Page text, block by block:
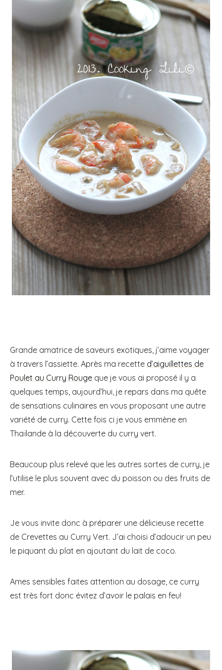
Grande amatrice de saveurs exotiques, j’aime voyager
à travers l’assiette. Après ma recette d’aiguillettes de
Poulet au Curry Rouge que je vous ai proposé il y a
quelques temps, aujourd’hui, je repars dans ma quête
de sensations culinaires en vous proposant une autre
variété de curry. Cette fois ci je vous emmène en
Thaïlande à la découverte du curry vert.
Beaucoup plus relevé que les autres sortes de curry, je
l’utilise le plus souvent avec du poisson ou des fruits de
mer.
Je vous invite donc à préparer une délicieuse recette
de Crevettes au Curry Vert. J’ai choisi d’adoucir un peu
le piquant du plat en ajoutant du lait de coco.
Ames sensibles faites attention au dosage, ce curry
est très fort donc évitez d’avoir le palais en feu!